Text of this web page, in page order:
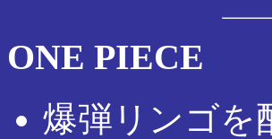
ONE PIECE
爆弾リンゴを